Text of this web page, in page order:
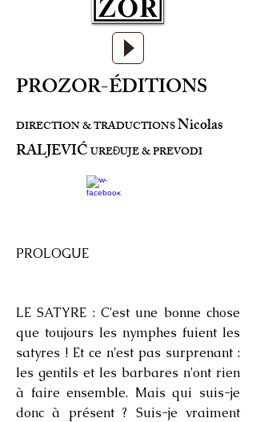
PROZOR-ÉDITIONS
DIRECTION & TRADUCTIONSNicolas
RALJEVIĆUREĐUJE & PREVODI
PROLOGUE
LE SATYRE : C'est une bonne chose
que toujours les nymphes fuient les
satyres ! Et ce n'est pas surprenant :
les gentils et les barbares n'ont rien
à faire ensemble. Mais qui suis-je
donc à présent ? Suis-je vraiment